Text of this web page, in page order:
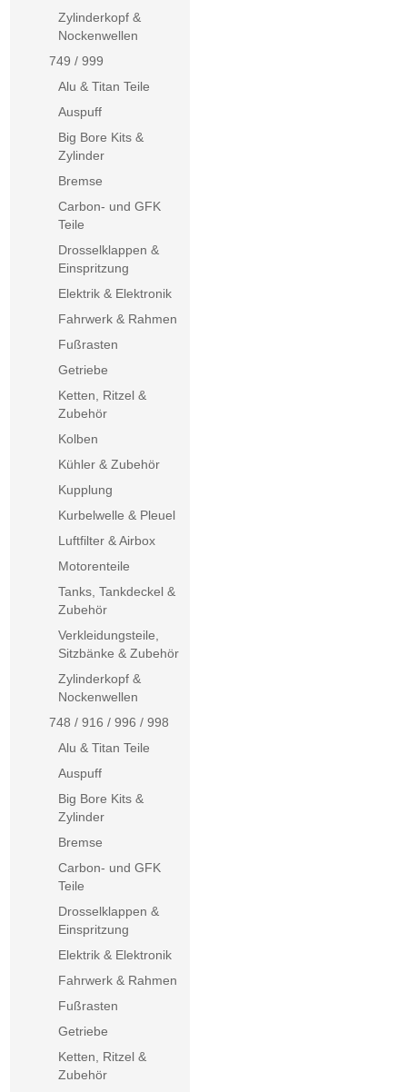
Zylinderkopf &
Nockenwellen
749 / 999
Alu & Titan Teile
Auspuff
Big Bore Kits &
Zylinder
Bremse
Carbon- und GFK
Teile
Drosselklappen &
Einspritzung
Elektrik & Elektronik
Fahrwerk & Rahmen
Fußrasten
Getriebe
Ketten, Ritzel &
Zubehör
Kolben
Kühler & Zubehör
Kupplung
Kurbelwelle & Pleuel
Luftfilter & Airbox
Motorenteile
Tanks, Tankdeckel &
Zubehör
Verkleidungsteile,
Sitzbänke & Zubehör
Zylinderkopf &
Nockenwellen
748 / 916 / 996 / 998
Alu & Titan Teile
Auspuff
Big Bore Kits &
Zylinder
Bremse
Carbon- und GFK
Teile
Drosselklappen &
Einspritzung
Elektrik & Elektronik
Fahrwerk & Rahmen
Fußrasten
Getriebe
Ketten, Ritzel &
Zubehör